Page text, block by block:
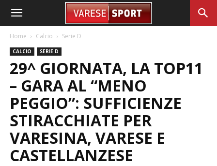
Home Calcio Serie D
CALCIO SERIE D
29^ GIORNATA, LA TOP11
– GARA AL “MENO
PEGGIO”: SUFFICIENZE
STIRACCHIATE PER
VARESINA, VARESE E
CASTELLANZESE